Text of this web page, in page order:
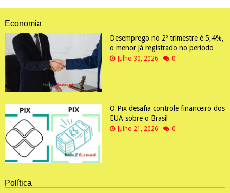
Economia
Desemprego no 2º trimestre é 5,4%,
o menor já registrado no período
Julho 30, 2026 0
O Pix desafia controle financeiro dos
EUA sobre o Brasil
Julho 21, 2026 0
Política